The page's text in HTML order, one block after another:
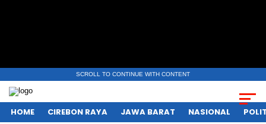
SCROLL TO CONTINUE WITH CONTENT
HOME CIREBON RAYA JAWA BARAT NASIONAL